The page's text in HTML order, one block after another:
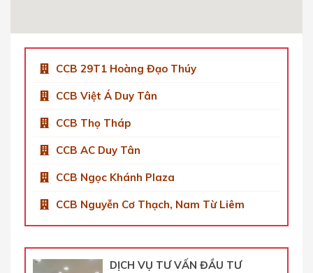
CCB 29T1 Hoàng Đạo Thúy
CCB Việt Á Duy Tân
CCB Thọ Tháp
CCB AC Duy Tân
CCB Ngọc Khánh Plaza
CCB Nguyễn Cơ Thạch, Nam Từ Liêm
DỊCH VỤ TƯ VẤN ĐẦU TƯ